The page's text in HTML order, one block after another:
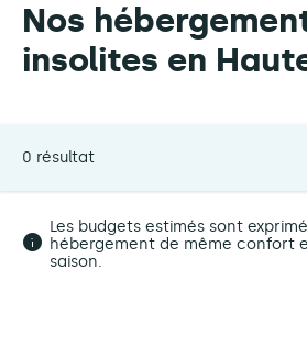
Nos
insolites en
0 résultat
Les budgets estimés sont
hébergement de même confort
saison.